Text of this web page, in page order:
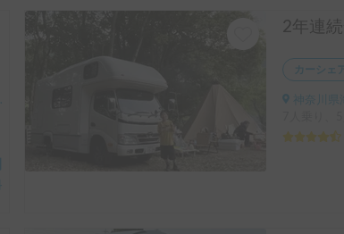
カーシェ
神奈川県海老